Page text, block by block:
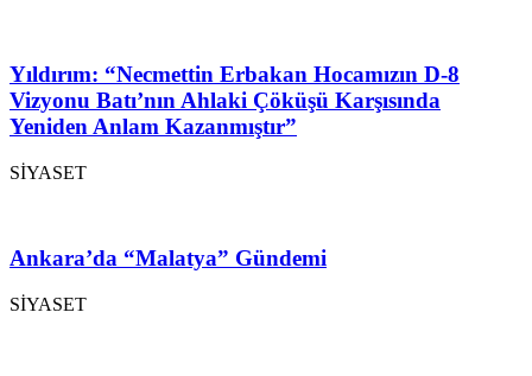
Yıldırım: “Necmettin Erbakan Hocamızın D-8
Vizyonu Batı’nın Ahlaki Çöküşü Karşısında
Yeniden Anlam Kazanmıştır”
SİYASET
Ankara’da “Malatya” Gündemi
SİYASET